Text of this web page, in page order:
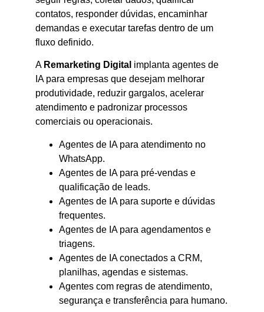
contatos, responder dúvidas, encaminhar
demandas e executar tarefas dentro de um
fluxo definido.
A Remarketing Digital implanta agentes de
IA para empresas que desejam melhorar
produtividade, reduzir gargalos, acelerar
atendimento e padronizar processos
comerciais ou operacionais.
Agentes de IA para atendimento no
WhatsApp.
Agentes de IA para pré-vendas e
qualificação de leads.
Agentes de IA para suporte e dúvidas
frequentes.
Agentes de IA para agendamentos e
triagens.
Agentes de IA conectados a CRM,
planilhas, agendas e sistemas.
Agentes com regras de atendimento,
segurança e transferência para humano.